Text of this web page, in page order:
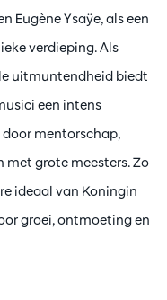
Eugène Ysaÿe, als een
verdieping. Als
uitmuntendheid biedt
een intens
mentorschap,
grote meesters. Zo
ideaal van Koningin
groei, ontmoeting en